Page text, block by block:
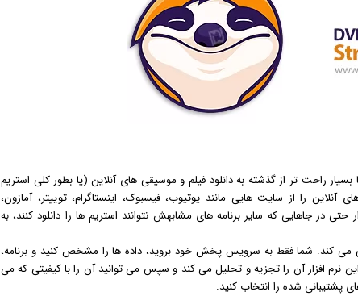
راحت تر از گذشته به دانلودفیلم و موسیقی های آنلاین (یا بطور کلی استریم
آنلاین را از سایت هایی مانند یوتیوب، فیسبوک، اینستاگرام، توییتر، آمازون،
حتی در جاهایی که سایر برنامه های مشابهش نتوانند استریم ها را دانلود کنند، به
می کند. شما فقط به سرویس پخش خود بروید، داده ها را مشخص کنید و برنامه،
این نرم افزار آن را تجزیه و تحلیل می کند و سپس می توانید آن را با کیفیتی که می
پشتیبانی شده را انتخاب کنید.